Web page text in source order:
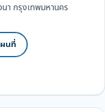
า กรุงเทพมหานคร
นที่